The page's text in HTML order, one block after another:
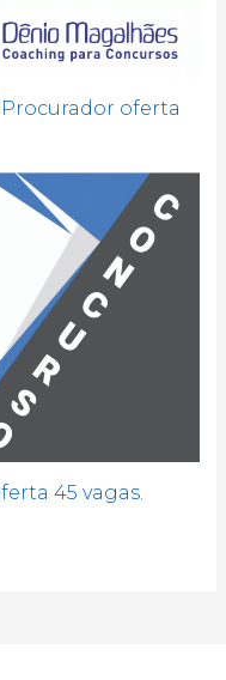
Procurador oferta
45 vagas.